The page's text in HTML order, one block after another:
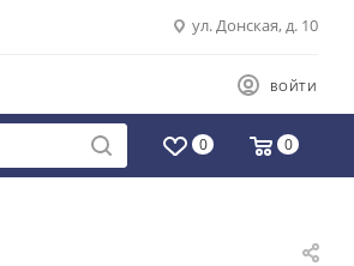
ул. Донская, д. 10
ВОЙТИ
0 0